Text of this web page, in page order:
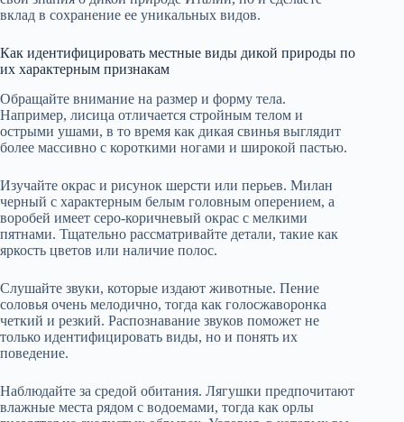
вклад в сохранение ее уникальных видов.
Как идентифицировать местные виды дикой природы по
их характерным признакам
Обращайте внимание на размер и форму тела.
Например, лисица отличается стройным телом и
острыми ушами, в то время как дикая свинья выглядит
более массивно с короткими ногами и широкой пастью.
Изучайте окрас и рисунок шерсти или перьев. Милан
черный с характерным белым головным оперением, а
воробей имеет серо-коричневый окрас с мелкими
пятнами. Тщательно рассматривайте детали, такие как
яркость цветов или наличие полос.
Слушайте звуки, которые издают животные. Пение
соловья очень мелодично, тогда как голосжаворонка
четкий и резкий. Распознавание звуков поможет не
только идентифицировать виды, но и понять их
поведение.
Наблюдайте за средой обитания. Лягушки предпочитают
влажные места рядом с водоемами, тогда как орлы